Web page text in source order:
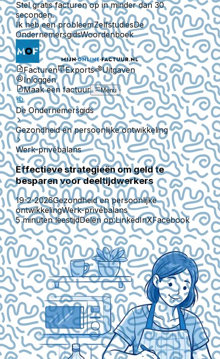
Stel gratis facturen op in minder dan 30
seconden.
Ik heb een probleemZelfstudiesDe
OndernemersgidsWoordenboek
Facturen Exports
Uitgaven
Inloggen
Maak een factuur
Menu
De Ondernemersgids
Gezondheid en persoonlijke ontwikkeling
Werk-privébalans
Effectieve strategieën om geld te
besparen voor deeltijdwerkers
19-2-2026Gezondheid en persoonlijke
ontwikkelingWerk-privébalans
5 minuten leestijdDelen op:LinkedInXFacebook